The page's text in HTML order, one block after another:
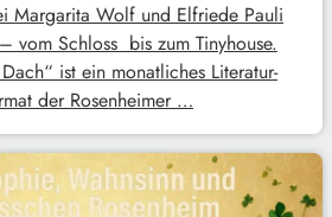
Margarita Wolf und Elfriede Pauli
vom Schloss bis zum Tinyhouse.
ist ein monatliches Literatur-
der Rosenheimer …